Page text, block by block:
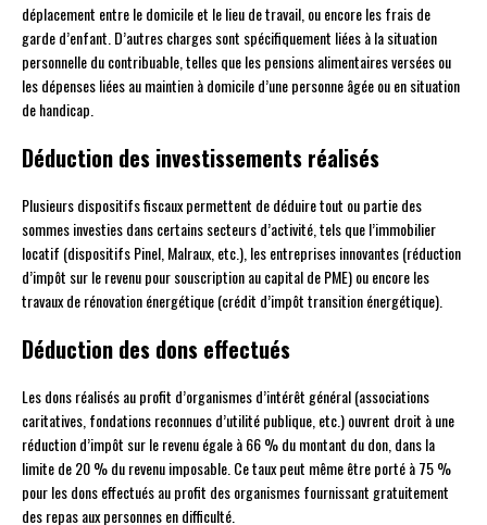
déplacement entre le domicile et le lieu de travail, ou encore les frais de
garde d’enfant. D’autres charges sont spécifiquement liées à la situation
personnelle du contribuable, telles que les pensions alimentaires versées ou
les dépenses liées au maintien à domicile d’une personne âgée ou en situation
de handicap.
Déduction des investissements réalisés
Plusieurs dispositifs fiscaux permettent de déduire tout ou partie des
sommes investies dans certains secteurs d’activité, tels que l’immobilier
locatif (dispositifs Pinel, Malraux, etc.), les entreprises innovantes (réduction
d’impôt sur le revenu pour souscription au capital de PME) ou encore les
travaux de rénovation énergétique (crédit d’impôt transition énergétique).
Déduction des dons effectués
Les dons réalisés au profit d’organismes d’intérêt général (associations
caritatives, fondations reconnues d’utilité publique, etc.) ouvrent droit à une
réduction d’impôt sur le revenu égale à 66 % du montant du don, dans la
limite de 20 % du revenu imposable. Ce taux peut même être porté à 75 %
pour les dons effectués au profit des organismes fournissant gratuitement
des repas aux personnes en difficulté.